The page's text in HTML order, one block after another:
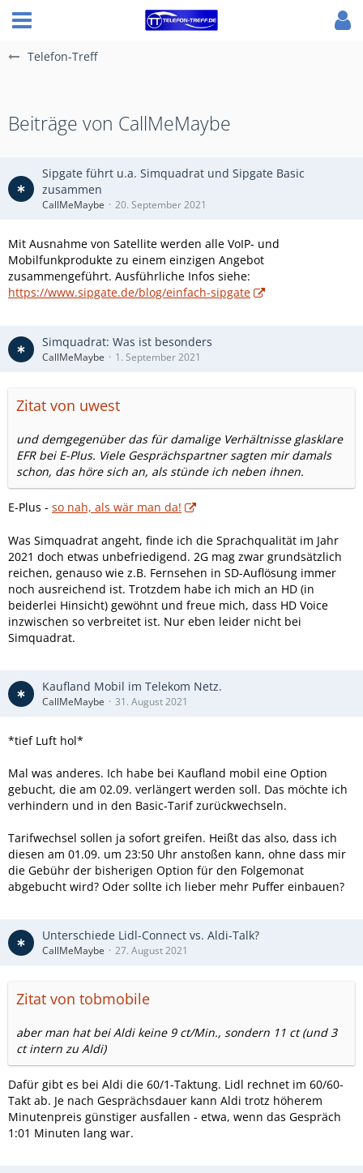
Telefon-Treff
Beiträge von CallMeMaybe
Sipgate führt u.a. Simquadrat und Sipgate Basic
zusammen
CallMeMaybe 20. September 2021
Mit Ausnahme von Satellite werden alle VoIP- und
Mobilfunkprodukte zu einem einzigen Angebot
zusammengeführt. Ausführliche Infos siehe:
https://www.sipgate.de/blog/einfach-sipgate
Simquadrat: Was ist besonders
CallMeMaybe 1. September 2021
Zitat von uwest
und demgegenüber das für damalige Verhältnisse glasklare
EFR bei E-Plus. Viele Gesprächspartner sagten mir damals
schon, das höre sich an, als stünde ich neben ihnen.
E-Plus - so nah, als wär man da!
Was Simquadrat angeht, finde ich die Sprachqualität im Jahr
2021 doch etwas unbefriedigend. 2G mag zwar grundsätzlich
reichen, genauso wie z.B. Fernsehen in SD-Auflösung immer
noch ausreichend ist. Trotzdem habe ich mich an HD (in
beiderlei Hinsicht) gewöhnt und freue mich, dass HD Voice
inzwischen so verbreitet ist. Nur eben leider nicht bei
Simquadrat.
Kaufland Mobil im Telekom Netz.
CallMeMaybe 31. August 2021
*tief Luft hol*
Mal was anderes. Ich habe bei Kaufland mobil eine Option
gebucht, die am 02.09. verlängert werden soll. Das möchte ich
verhindern und in den Basic-Tarif zurückwechseln.
Tarifwechsel sollen ja sofort greifen. Heißt das also, dass ich
diesen am 01.09. um 23:50 Uhr anstoßen kann, ohne dass mir
die Gebühr der bisherigen Option für den Folgemonat
abgebucht wird? Oder sollte ich lieber mehr Puffer einbauen?
Unterschiede Lidl-Connect vs. Aldi-Talk?
CallMeMaybe 27. August 2021
Zitat von tobmobile
aber man hat bei Aldi keine 9 ct/Min., sondern 11 ct (und 3
ct intern zu Aldi)
Dafür gibt es bei Aldi die 60/1-Taktung. Lidl rechnet im 60/60-
Takt ab. Je nach Gesprächsdauer kann Aldi trotz höherem
Minutenpreis günstiger ausfallen - etwa, wenn das Gespräch
1:01 Minuten lang war.